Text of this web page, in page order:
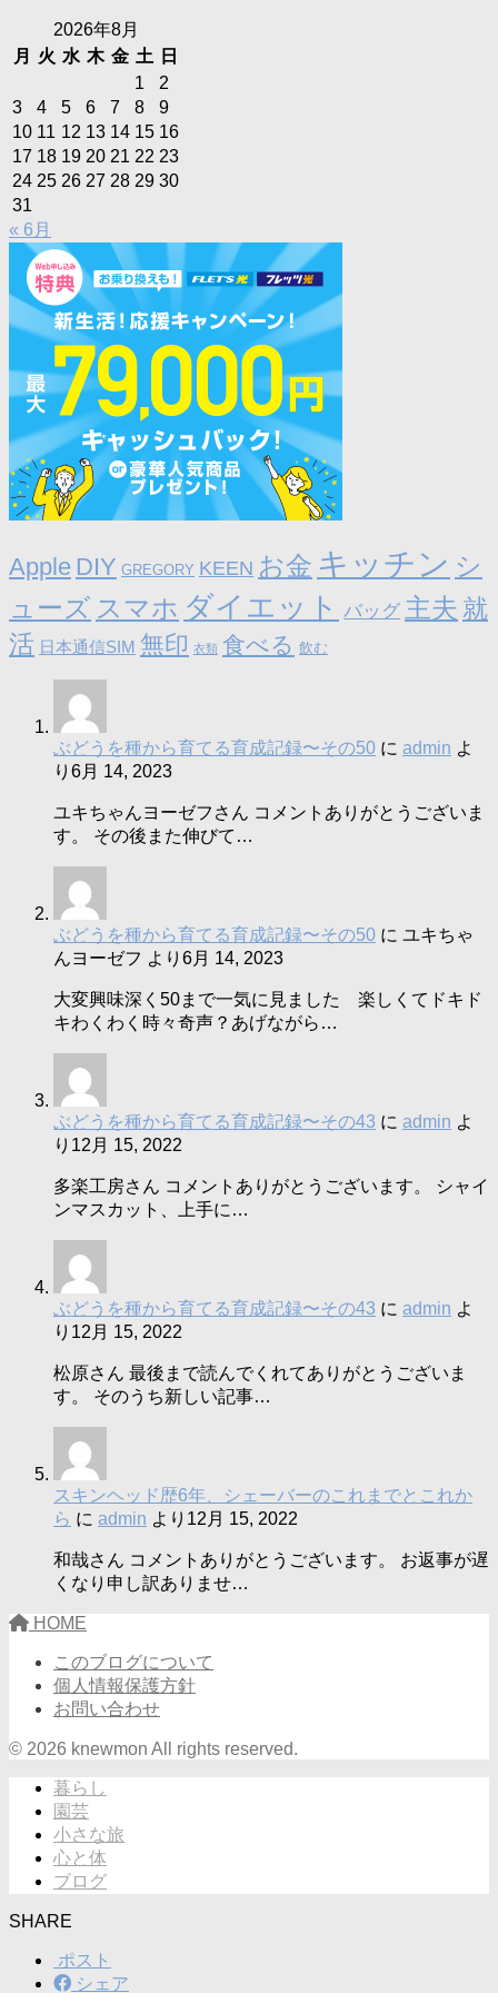
2026年8月
月
火 水 木 金 土
日
1
2
3
4 5 6 7 8
9
10 11 12 13 14 15 16
17 18 19 20 21 22 23
24 25 26 27 28 29 30
31
« 6月
Apple DIY GREGORY KEEN お金 キッチン シ
ューズ スマホ ダイエット バッグ 主夫 就
活 日本通信SIM 無印 衣類 食べる 飲む
ぶどうを種から育てる育成記録〜その50 に admin よ
り 6月 14, 2023
ユキちゃんヨーゼフさん コメントありがとうございま
す。 その後また伸びて…
ぶどうを種から育てる育成記録〜その50 に ユキちゃ
んヨーゼフ より 6月 14, 2023
大変興味深く50まで一気に見ました 楽しくてドキド
キわくわく時々奇声？あげながら…
ぶどうを種から育てる育成記録〜その43 に admin よ
り 12月 15, 2022
多楽工房さん コメントありがとうございます。 シャイ
ンマスカット、上手に…
ぶどうを種から育てる育成記録〜その43 に admin よ
り 12月 15, 2022
松原さん 最後まで読んでくれてありがとうございま
す。 そのうち新しい記事…
スキンヘッド歴6年、シェーバーのこれまでとこれか
ら に admin より 12月 15, 2022
和哉さん コメントありがとうございます。 お返事が遅
くなり申し訳ありませ…
HOME
このブログについて
個人情報保護方針
お問い合わせ
© 2026 knewmon All rights reserved.
暮らし
園芸
小さな旅
心と体
ブログ
SHARE
ポスト
シェア